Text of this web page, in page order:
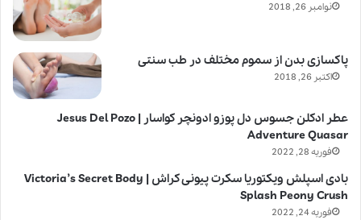
نوامبر 26, 2018
پاکسازی بدن از سموم مختلف در طب سنتی
اکتبر 26, 2018
عطر ادکلن جسوس دل پوزو ادونچر کواسار | Jesus Del Pozo
Adventure Quasar
فوریه 28, 2022
بادی اسپلش ویکتوریا سکرت پیونی کراش | Victoria’s Secret Body
Splash Peony Crush
فوریه 24, 2022